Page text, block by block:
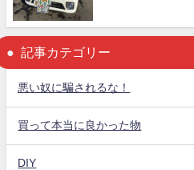
記事カテゴリー
悪い奴に騙されるな！
買って本当に良かった物
DIY